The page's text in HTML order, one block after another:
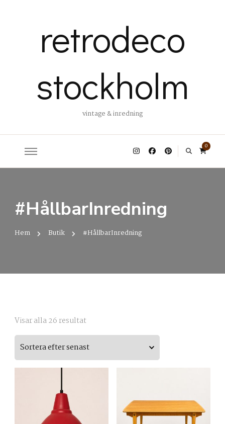
retrodeco
stockholm
vintage & inredning
0
#HållbarInredning
Hem Butik #HållbarInredning
Visar alla 26 resultatSortera
efter
senaste